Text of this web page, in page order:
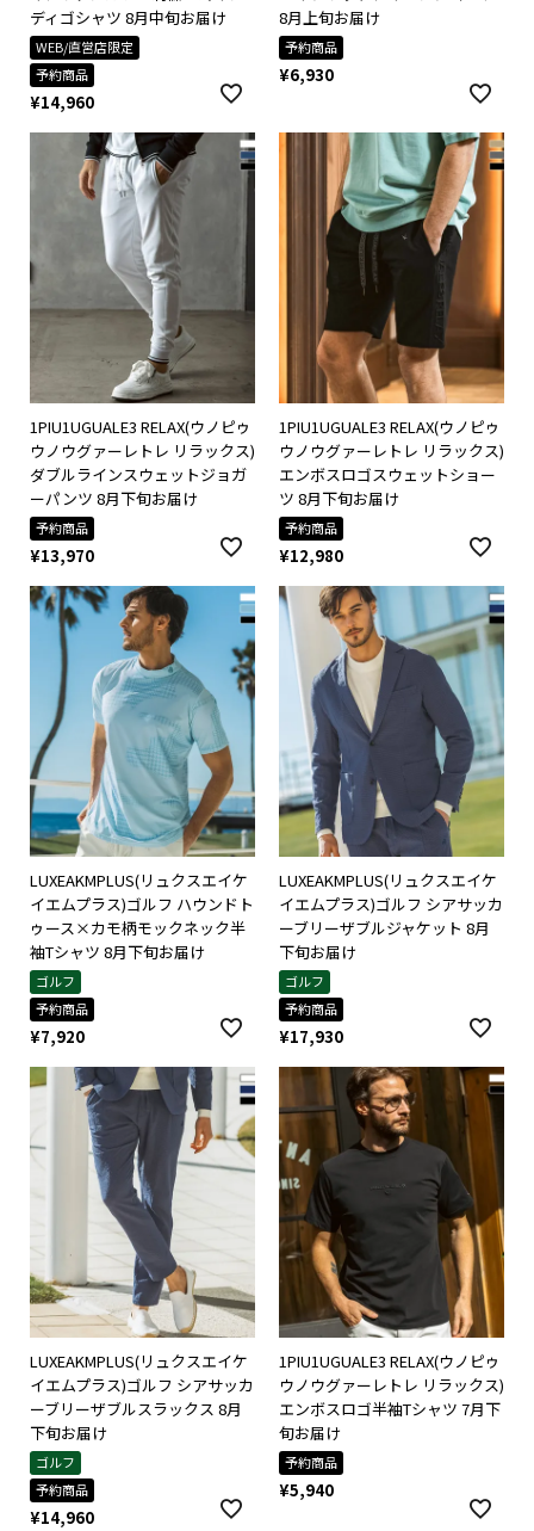
ディゴシャツ 8月中旬お届け
WEB/直営店限定
予約商品
¥14,960
8月上旬お届け
予約商品
¥6,930
1PIU1UGUALE3 RELAX(ウノピゥ
ウノウグァーレトレ リラックス)
ダブルラインスウェットジョガ
ーパンツ 8月下旬お届け
予約商品
¥13,970
1PIU1UGUALE3 RELAX(ウノピゥ
ウノウグァーレトレ リラックス)
エンボスロゴスウェットショー
ツ 8月下旬お届け
予約商品
¥12,980
LUXEAKMPLUS(リュクスエイケ
イエムプラス)ゴルフ ハウンドト
ゥース×カモ柄モックネック半
袖Tシャツ 8月下旬お届け
ゴルフ
予約商品
¥7,920
LUXEAKMPLUS(リュクスエイケ
イエムプラス)ゴルフ シアサッカ
ーブリーザブルジャケット 8月
下旬お届け
ゴルフ
予約商品
¥17,930
LUXEAKMPLUS(リュクスエイケ
イエムプラス)ゴルフ シアサッカ
ーブリーザブルスラックス 8月
下旬お届け
ゴルフ
予約商品
¥14,960
1PIU1UGUALE3 RELAX(ウノピゥ
ウノウグァーレトレ リラックス)
エンボスロゴ半袖Tシャツ 7月下
旬お届け
予約商品
¥5,940